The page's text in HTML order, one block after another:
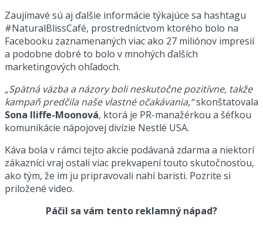
Zaujímavé sú aj ďalšie informácie týkajúce sa hashtagu
#NaturalBlissCafé, prostredníctvom ktorého bolo na
Facebooku zaznamenaných viac ako 27 miliónov impresií
a podobne dobré to bolo v mnohých ďalších
marketingových ohľadoch.
„Spätná väzba a názory boli neskutočne pozitívne, takže
kampaň predčila naše vlastné očakávania,“skonštatovala
Sona Iliffe-Moonová, ktorá je PR-manažérkou a šéfkou
komunikácie nápojovej divízie Nestlé USA.
Káva bola v rámci tejto akcie podávaná zdarma a niektorí
zákazníci vraj ostali viac prekvapení touto skutočnosťou,
ako tým, že im ju pripravovali nahí baristi. Pozrite si
priložené video.
Páčil sa vám tento reklamný nápad?